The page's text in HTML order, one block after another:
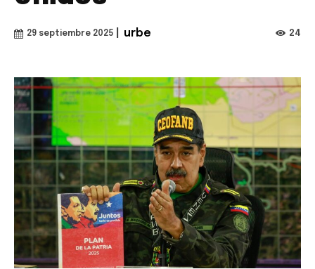
29 septiembre 2025 urbe 24